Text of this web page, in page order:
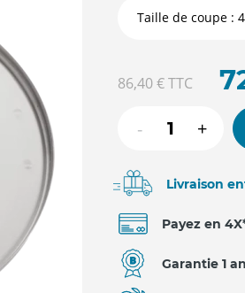
86,40 €TTC
- +
Livraison
Payez en
Garantie 1 an